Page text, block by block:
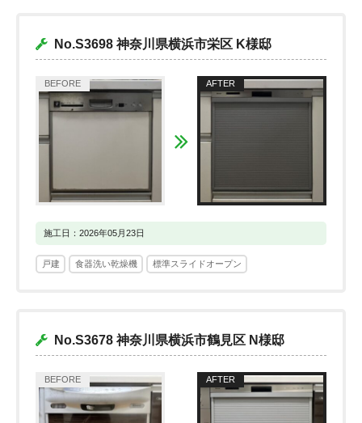
No.S3698 神奈川県横浜市栄区 K様邸
施工日：2026年05月23日
戸建 食器洗い乾燥機 標準スライドオープン
No.S3678 神奈川県横浜市鶴見区 N様邸